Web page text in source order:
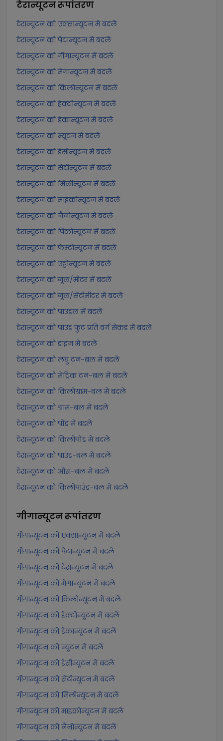
टेरान्यूटनरूपांतरण
टेरान्यूटन को एक्सान्यूटन में बदलें
टेरान्यूटन को पेटान्यूटन में बदलें
टेरान्यूटन को गीगान्यूटन में बदलें
टेरान्यूटन को मेगान्यूटन में बदलें
टेरान्यूटन को किलोन्यूटन में बदलें
टेरान्यूटन को हेक्टोन्यूटन में बदलें
टेरान्यूटन को डेकान्यूटन में बदलें
टेरान्यूटन को न्यूटन में बदलें
टेरान्यूटन को डेसीन्यूटन में बदलें
टेरान्यूटन को सेंटीन्यूटन में बदलें
टेरान्यूटन को मिलीन्यूटन में बदलें
टेरान्यूटन को माइक्रोन्यूटन में बदलें
टेरान्यूटन को नैनोन्यूटन में बदलें
टेरान्यूटन को पिकोन्यूटन में बदलें
टेरान्यूटन को फेम्टोन्यूटन में बदलें
टेरान्यूटन को एट्टोन्यूटन में बदलें
टेरान्यूटन को जूल/मीटर में बदलें
टेरान्यूटन को जूल/सेंटीमीटर में बदलें
टेरान्यूटन को पाउंडल में बदलें
टेरान्यूटन को पाउंड फुट प्रति वर्ग सेकंड में बदलें
टेरान्यूटन को डाइन में बदलें
टेरान्यूटन को लघु टन-बल में बदलें
टेरान्यूटन को मेट्रिक टन-बल में बदलें
टेरान्यूटन को किलोग्राम-बल में बदलें
टेरान्यूटन को ग्राम-बल में बदलें
टेरान्यूटन को पोंड में बदलें
टेरान्यूटन को किलोपोंड में बदलें
टेरान्यूटन को पाउंड-बल में बदलें
टेरान्यूटन को औंस-बल में बदलें
टेरान्यूटन को किलोपाउंड-बल में बदलें
गीगान्यूटनरूपांतरण
गीगान्यूटन को एक्सान्यूटन में बदलें
गीगान्यूटन को पेटान्यूटन में बदलें
गीगान्यूटन को टेरान्यूटन में बदलें
गीगान्यूटन को मेगान्यूटन में बदलें
गीगान्यूटन को किलोन्यूटन में बदलें
गीगान्यूटन को हेक्टोन्यूटन में बदलें
गीगान्यूटन को डेकान्यूटन में बदलें
गीगान्यूटन को न्यूटन में बदलें
गीगान्यूटन को डेसीन्यूटन में बदलें
गीगान्यूटन को सेंटीन्यूटन में बदलें
गीगान्यूटन को मिलीन्यूटन में बदलें
गीगान्यूटन को माइक्रोन्यूटन में बदलें
गीगान्यूटन को नैनोन्यूटन में बदलें